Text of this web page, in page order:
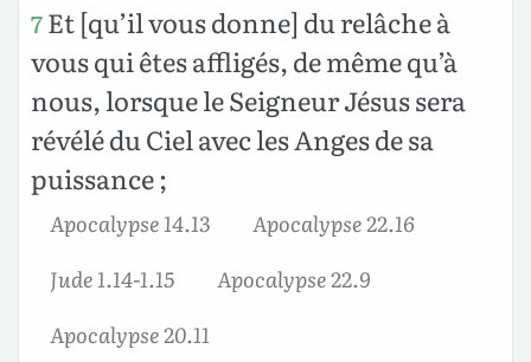
7Et [qu’il vous donne] du relâche à
vous qui êtes affligés, de même qu’à
nous, lorsque le Seigneur Jésus sera
révélé du Ciel avec les Anges de sa
puissance ;
Apocalypse 14.13
Apocalypse 22.16
Jude 1.14-1.15
Apocalypse 22.9
Apocalypse 20.11